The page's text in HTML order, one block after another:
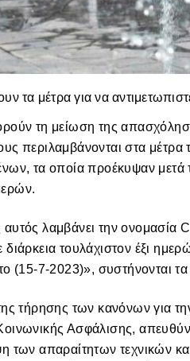
τα μέτρα για να
τη μείωση της
περιλαμβάνονται στα
τα οποία προέκυψαν
λαμβάνει την ονομασία
διάρκεια τουλάχιστον έξι
(15-7-2023)», συστήνονται τα
τήρησης των κανόνων για
Ασφάλισης,
των απαραίτητων τεχνικών